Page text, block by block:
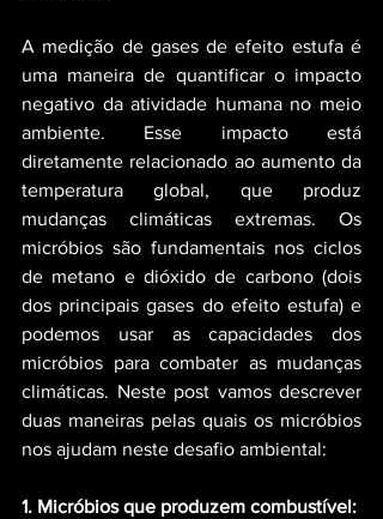
A medição de gases de efeito estufa é
uma maneira de quantificar o impacto
negativo da atividade humana no meio
ambiente. Esse impacto está
diretamente relacionado ao aumento da
temperatura global, que produz
mudanças climáticas extremas. Os
micróbios são fundamentais nos ciclos
de metano e dióxido de carbono (dois
dos principais gases do efeito estufa) e
podemos usar as capacidades dos
micróbios para combater as mudanças
climáticas. Neste post vamos descrever
duas maneiras pelas quais os micróbios
nos ajudam neste desafio ambiental:
1. Micróbios que produzem combustível: